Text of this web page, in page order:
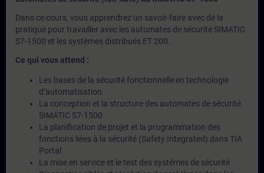
Dans ce cours, vous apprendrez un savoir-faire avec de la
pratique pour travailler avec les automates de sécurité SIMATIC
S7-1500 et les systèmes distribués ET 200.
Ce qui vous attend :
Les bases de la sécurité fonctionnelle en technologie
d’automatisation
La conception et la structure des automates de sécurité
SIMATIC S7-1500
La planification de projet et la programmation des
fonctions liées à la sécurité (Safety Integrated) dans TIA
Portal
La mise en service et le test des systèmes de sécurité